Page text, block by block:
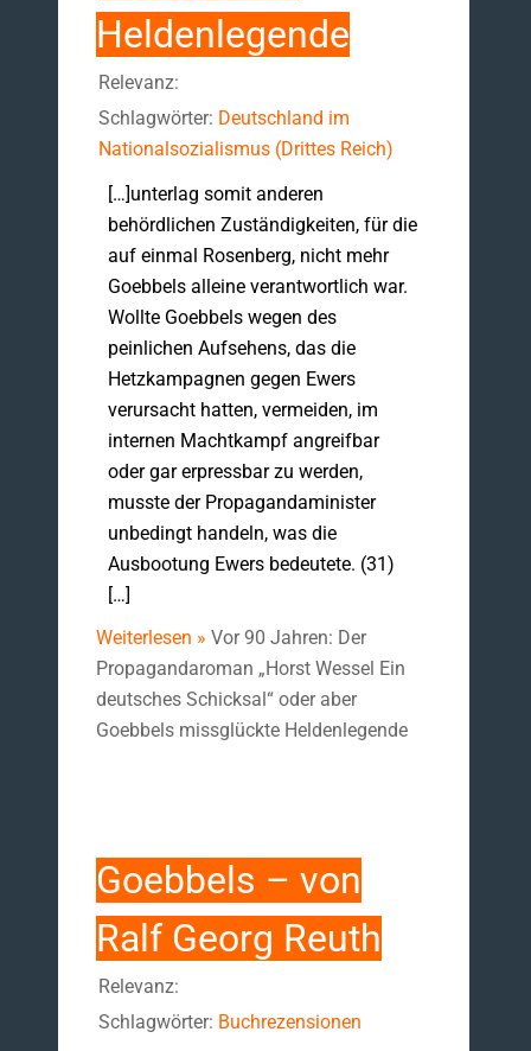
Heldenlegende
Relevanz:
Schlagwörter: Deutschland im
Nationalsozialismus (Drittes Reich)
[…]unterlag somit anderen
behördlichen Zuständigkeiten, für die
auf einmal Rosenberg, nicht mehr
Goebbels alleine verantwortlich war.
Wollte Goebbels wegen des
peinlichen Aufsehens, das die
Hetzkampagnen gegen Ewers
verursacht hatten, vermeiden, im
internen Machtkampf angreifbar
oder gar erpressbar zu werden,
musste der Propagandaminister
unbedingt handeln, was die
Ausbootung Ewers bedeutete. (31)
[…]
Weiterlesen » Vor 90 Jahren: Der
Propagandaroman „Horst Wessel Ein
deutsches Schicksal“ oder aber
Goebbels missglückte Heldenlegende
Goebbels – von
Ralf Georg Reuth
Relevanz:
Schlagwörter: Buchrezensionen